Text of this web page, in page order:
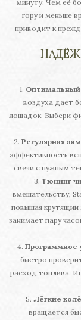
минуту. Чем её
гору и меньше
приводит к
1. Оптимальный
воздуха дает
лошадок. Выбери
2. Регулярная
эффективность
свечи с нужным
3. Тюнинг
вмешательству,
повышая
занимает пару
4. Программное
быстро
расход топлива.
5. Лёгкие
вращается